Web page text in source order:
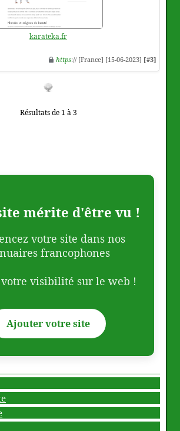
karateka.fr
https:// [France] [15-06-2023] [#3]
Résultats de 1 à 3
mérite d'être vu !
votre site dans nos
francophones
votre visibilité sur le web !
Ajouter votre site